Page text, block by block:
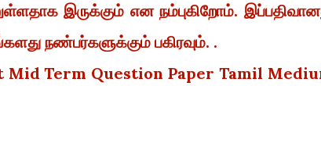
இருக்கும் என நம்புகிறோம்.
நண்பர்களுக்கும் பகிரவும். .
Mid Term Question Paper Tamil